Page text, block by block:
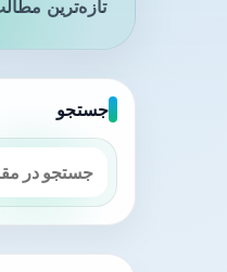
تازه‌ترین
جستجو